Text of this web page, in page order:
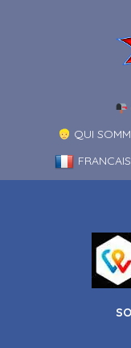
QUI
FRANCAIS